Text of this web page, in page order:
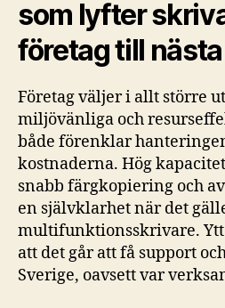
som lyfter
företag till
Företag väljer i allt större
miljövänliga och
både förenklar
kostnaderna. Hög
snabb färgkopiering och
en självklarhet när det
multifunktionsskrivare.
att det går att få support
Sverige, oavsett var